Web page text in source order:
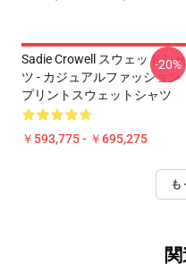
Sadie Crowell スウェットシャ
ツ - カジュアルファッション
プリントスウェットシャツ
￥593,775 - ￥695,275
-20%
も